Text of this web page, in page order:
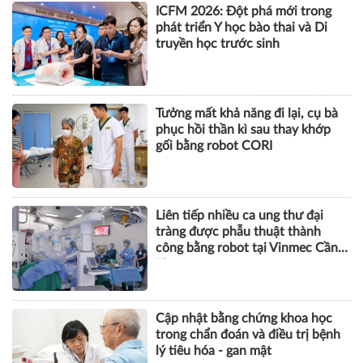
ICFM 2026: Đột phá mới trong
phát triển Y học bào thai và Di
truyền học trước sinh
Tưởng mất khả năng đi lại, cụ bà
phục hồi thần kì sau thay khớp
gối bằng robot CORI
Liên tiếp nhiều ca ung thư đại
tràng được phẫu thuật thành
công bằng robot tại Vinmec Cần
Cập nhật bằng chứng khoa học
trong chẩn đoán và điều trị bệnh
lý tiêu hóa - gan mật